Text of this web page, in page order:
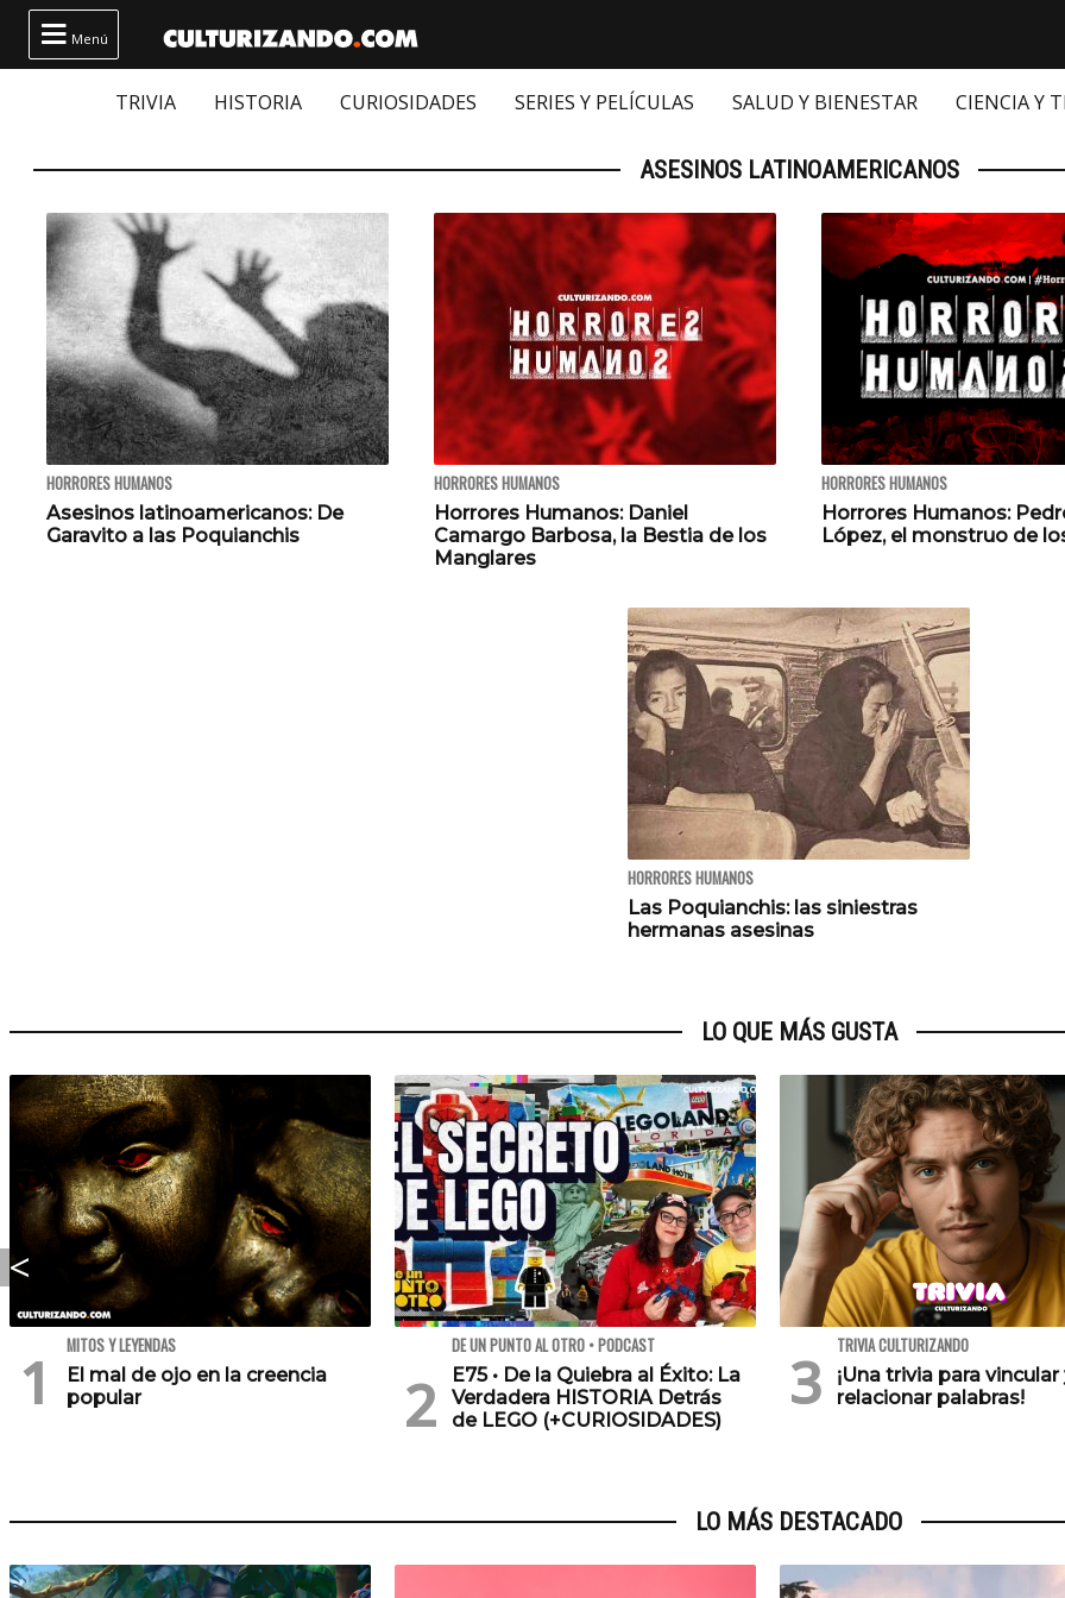
 Menú
TRIVIA HISTORIA CURIOSIDADES SERIES Y PELÍCULAS SALUD Y BIENESTAR CIENCIA Y
ASESINOS LATINOAMERICANOS
HORRORES HUMANOS
Asesinos latinoamericanos: De
Garavito a las Poquianchis
HORRORES HUMANOS
Horrores Humanos: Daniel
Camargo Barbosa, la Bestia de los
Manglares
HORRORES HUMANOS
Horrores Humanos:
López, el monstruo de
HORRORES HUMANOS
Las Poquianchis: las siniestras
hermanas asesinas
LO QUE MÁS GUSTA
MITOS Y LEYENDAS
El mal de ojo en la creencia
popular
DE UN PUNTO AL OTRO • PODCAST
E75 • De la Quiebra al Éxito: La
Verdadera HISTORIA Detrás
de LEGO (+CURIOSIDADES)
TRIVIA CULTURIZANDO
¡Una trivia para vincular
relacionar palabras!
LO MÁS DESTACADO